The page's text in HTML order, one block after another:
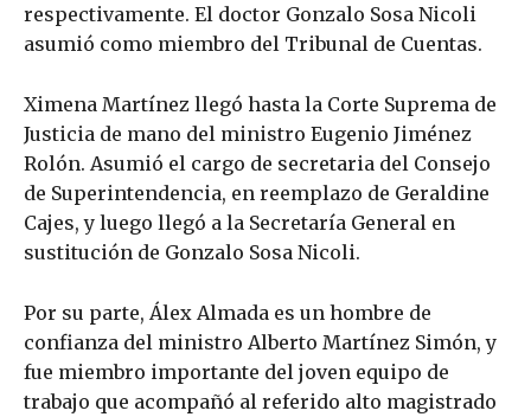
respectivamente. El doctor Gonzalo Sosa Nicoli
asumió como miembro del Tribunal de Cuentas.
Ximena Martínez llegó hasta la Corte Suprema de
Justicia de mano del ministro Eugenio Jiménez
Rolón. Asumió el cargo de secretaria del Consejo
de Superintendencia, en reemplazo de Geraldine
Cajes, y luego llegó a la Secretaría General en
sustitución de Gonzalo Sosa Nicoli.
Por su parte, Álex Almada es un hombre de
confianza del ministro Alberto Martínez Simón, y
fue miembro importante del joven equipo de
trabajo que acompañó al referido alto magistrado